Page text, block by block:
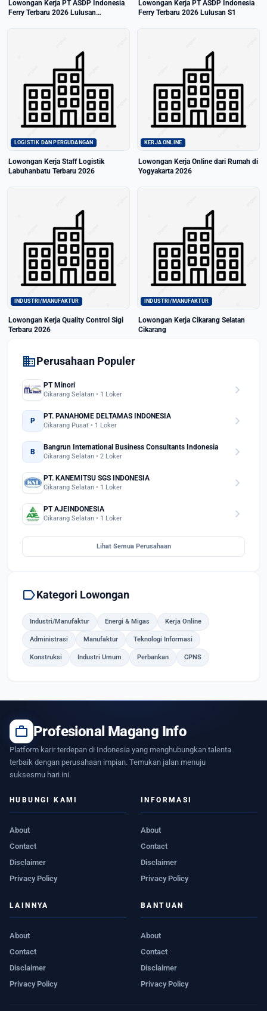
Lowongan Kerja PT ASDP Indonesia
Ferry Terbaru 2026 Lulusan
Lowongan Kerja PT ASDP Indonesia
Ferry Terbaru 2026 Lulusan S1
LOGISTIK DAN PERGUDANGAN
Lowongan Kerja Staff Logistik
Labuhanbatu Terbaru 2026
KERJA ONLINE
Lowongan Kerja Online dari Rumah di
Yogyakarta 2026
INDUSTRI/MANUFAKTUR
Lowongan Kerja Quality Control Sigi
Terbaru 2026
INDUSTRI/MANUFAKTUR
Lowongan Kerja Cikarang Selatan
Cikarang
domainPerusahaan Populer
PT Minori
Cikarang Selatan • 1 Loker chevron_right
P
PT. PANAHOME DELTAMAS INDONESIA
Cikarang Pusat • 1 Loker chevron_right
B
Bangrun International Business Consultants Indonesia
Cikarang Selatan • 2 Loker chevron_right
PT. KANEMITSU SGS INDONESIA
Cikarang Selatan • 1 Loker chevron_right
PT AJEINDONESIA
Cikarang Selatan • 1 Loker chevron_right
Lihat Semua Perusahaan
labelKategori Lowongan
Industri/Manufaktur Energi & Migas Kerja Online
Administrasi Manufaktur Teknologi Informasi
Konstruksi Industri Umum Perbankan CPNS
work Profesional Magang Info
Platform karir terdepan di Indonesia yang menghubungkan talenta
terbaik dengan perusahaan impian. Temukan jalan menuju
suksesmu hari ini.
HUBUNGI KAMI
About
Contact
Disclaimer
Privacy Policy
INFORMASI
About
Contact
Disclaimer
Privacy Policy
LAINNYA
About
Contact
Disclaimer
Privacy Policy
BANTUAN
About
Contact
Disclaimer
Privacy Policy